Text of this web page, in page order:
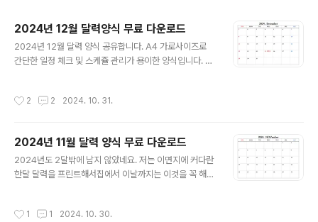
2024년 12월 달력양식 무료 다운로드
2024년 12월 달력 양식 공유합니다. A4 가로사이즈로
간단한 일정 체크 및 스케쥴 관리가 용이한 양식입니다. 새
니라양식을 만들어 사용하기로 했습니다. 냉장고에 붙여놓
을 수 있는 형태로저는 사용하고 있습니다. 2024년 한해
도 얼마 남지 않았습니다. 모두 2024년 한해 마무리 잘 하
시고,새로운 2025년을 맞을 수 있으시기를 바라겠습니다.
2 2 2024. 10. 31.
2024년 11월 달력 양식 무료 다운로드
2024년도 2달밖에 남지 않았네요. 저는 이면지에 커다란
한달 달력을 프린트해서집에서 이날까지는 이것을 꼭 해야
목적으로 기록하는 것은 아니기에그냥 한달 이것저것 막
1 1 2024. 10. 30.